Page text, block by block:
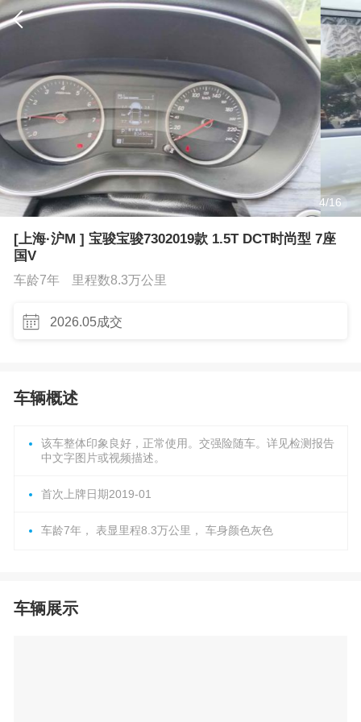
4/16
[上海·沪M ] 宝骏宝骏7302019款 1.5T DCT时尚型 7座
国V
车龄7年 里程数8.3万公里
2026.05成交
车辆概述
该车整体印象良好，正常使用。交强险随车。详见检测报告
中文字图片或视频描述。
首次上牌日期2019-01
车龄7年， 表显里程8.3万公里， 车身颜色灰色
车辆展示